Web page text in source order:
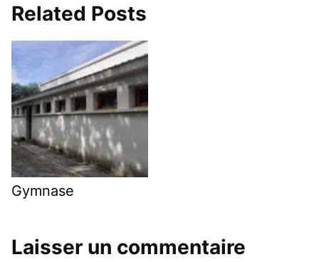
Related Posts
Gymnase
Laisser un commentaire